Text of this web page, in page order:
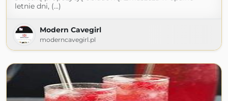
letnie dni, (...)
Modern Cavegirl
moderncavegirl.pl